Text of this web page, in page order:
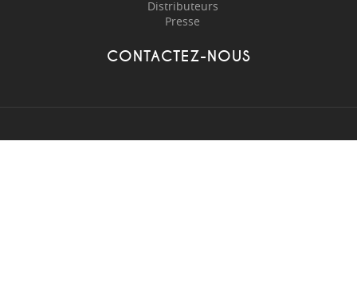
Distributeurs
Presse
CONTACTEZ-NOUS